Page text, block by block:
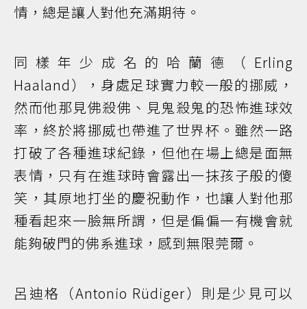
情，總是讓人對他充滿期待。
同樣年少成名的哈蘭德（Erling
Haaland），身處足球實力較一般的挪威，
然而他那見佛殺佛、見鬼殺鬼的恐怖進球效
率，終於將挪威也帶進了世界杯。雖然一路
打破了各種進球紀錄，但他在場上總是面無
表情，只有在進球時會露出一抹孩子般的傻
笑，其原地打坐的慶祝動作，也讓人對他那
種看起來一臉無所謂，但是偏偏一有機會就
能夠破門的佛系進球，感到無限莞爾。
呂迪格（Antonio Rüdiger）則是少見可以